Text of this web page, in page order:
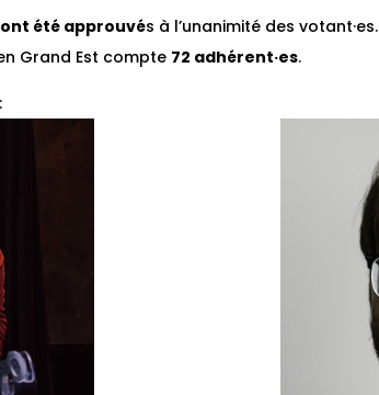
ont été approuvés à l’unanimité des votant·es.
Grand Est compte 72 adhérent·es.